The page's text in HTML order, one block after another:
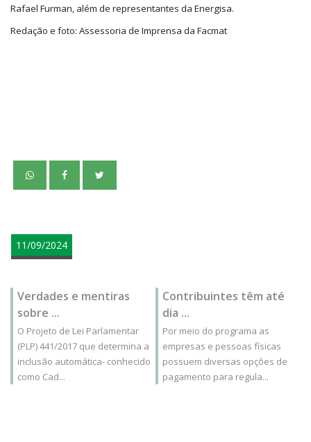
Rafael Furman, além de representantes da Energisa.
Redação e foto: Assessoria de Imprensa da Facmat
11/09/2024
Verdades e mentiras
sobre ...
O Projeto de Lei Parlamentar
(PLP) 441/2017 que determina a
inclusão automática- conhecido
como Cad...
Contribuintes têm até
dia ...
Por meio do programa as
empresas e pessoas físicas
possuem diversas opções de
pagamento para regula...